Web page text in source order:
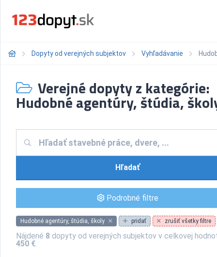
Dopyty od verejných subjektov Vyhľadávanie
Verejné dopyty z kategórie:
Hudobné agentúry, štúdia,
Hľadať
Podrobné filtre
Hudobné agentúry, štúdia, školy pridať zrušiť všetky filtre
Nájdené 8 dopyty od verejných subjektov v celkovej
450 €.